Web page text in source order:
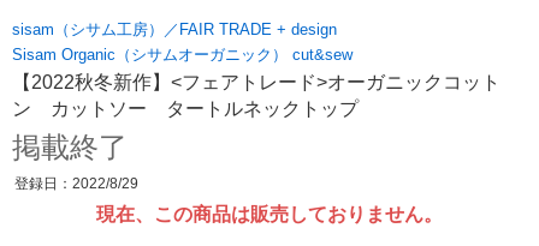
sisam（シサム工房）／FAIR TRADE + design
Sisam Organic（シサムオーガニック） cut&sew
【2022秋冬新作】<フェアトレード>オーガニックコット
ン カットソー タートルネックトップ
掲載終了
登録日：2022/8/29
現在、この商品は販売しておりません。